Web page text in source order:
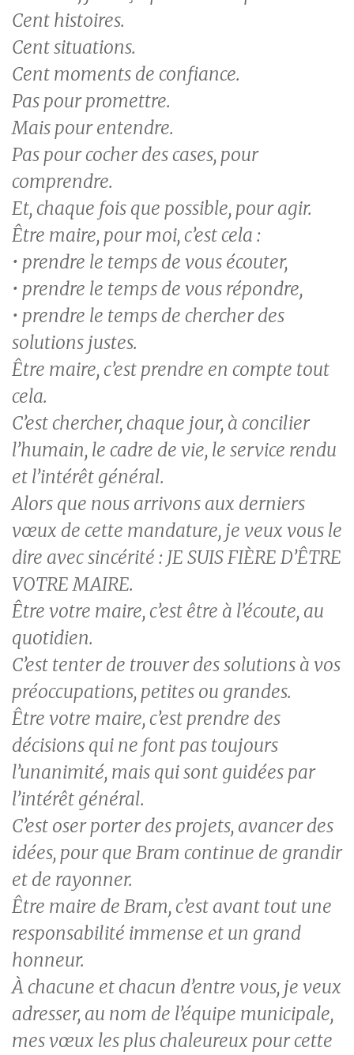
Cent histoires.
Cent situations.
Cent moments de confiance.
Pas pour promettre.
Mais pour entendre.
Pas pour cocher des cases, pour
comprendre.
Et, chaque fois que possible, pour agir.
Être maire, pour moi, c’est cela :
• prendre le temps de vous écouter,
• prendre le temps de vous répondre,
• prendre le temps de chercher des
solutions justes.
Être maire, c’est prendre en compte tout
cela.
C’est chercher, chaque jour, à concilier
l’humain, le cadre de vie, le service rendu
et l’intérêt général.
Alors que nous arrivons aux derniers
vœux de cette mandature, je veux vous le
dire avec sincérité : JE SUIS FIÈRE D’ÊTRE
VOTRE MAIRE.
Être votre maire, c’est être à l’écoute, au
quotidien.
C’est tenter de trouver des solutions à vos
préoccupations, petites ou grandes.
Être votre maire, c’est prendre des
décisions qui ne font pas toujours
l’unanimité, mais qui sont guidées par
l’intérêt général.
C’est oser porter des projets, avancer des
idées, pour que Bram continue de grandir
et de rayonner.
Être maire de Bram, c’est avant tout une
responsabilité immense et un grand
honneur.
À chacune et chacun d’entre vous, je veux
adresser, au nom de l’équipe municipale,
mes vœux les plus chaleureux pour cette